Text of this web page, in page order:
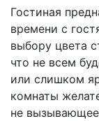
Гостиная
времени с
выбору цвета
что не всем
или слишком
комнаты
не